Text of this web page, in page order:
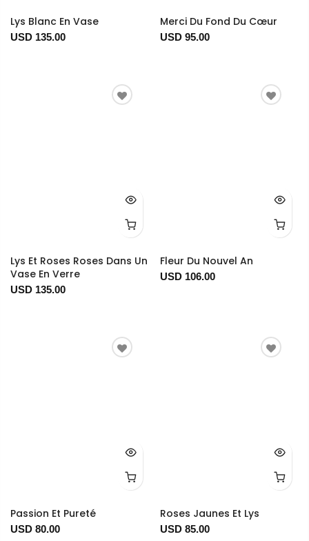
Lys Blanc En Vase
USD 135.00
Merci Du Fond Du Cœur
USD 95.00
Lys Et Roses Roses Dans Un
Vase En Verre
USD 135.00
Fleur Du Nouvel An
USD 106.00
Passion Et Pureté
USD 80.00
Roses Jaunes Et Lys
USD 85.00